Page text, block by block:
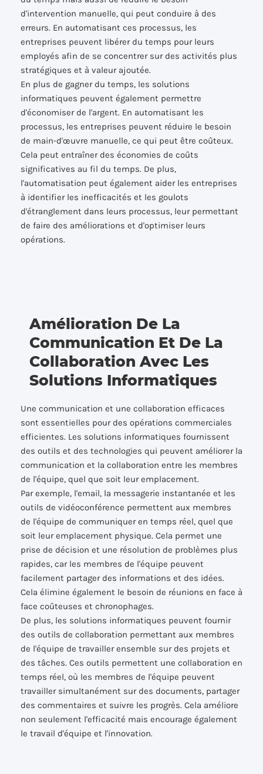
d'intervention manuelle, qui peut conduire à des
erreurs. En automatisant ces processus, les
entreprises peuvent libérer du temps pour leurs
employés afin de se concentrer sur des activités plus
stratégiques et à valeur ajoutée.
En plus de gagner du temps, les solutions
informatiques peuvent également permettre
d'économiser de l'argent. En automatisant les
processus, les entreprises peuvent réduire le besoin
de main-d'œuvre manuelle, ce qui peut être coûteux.
Cela peut entraîner des économies de coûts
significatives au fil du temps. De plus,
l'automatisation peut également aider les entreprises
à identifier les inefficacités et les goulots
d'étranglement dans leurs processus, leur permettant
de faire des améliorations et d'optimiser leurs
opérations.
Amélioration De La
Communication Et De La
Collaboration Avec Les
Solutions Informatiques
Une communication et une collaboration efficaces
sont essentielles pour des opérations commerciales
efficientes. Les solutions informatiques fournissent
des outils et des technologies qui peuvent améliorer la
communication et la collaboration entre les membres
de l'équipe, quel que soit leur emplacement.
Par exemple, l'email, la messagerie instantanée et les
outils de vidéoconférence permettent aux membres
de l'équipe de communiquer en temps réel, quel que
soit leur emplacement physique. Cela permet une
prise de décision et une résolution de problèmes plus
rapides, car les membres de l'équipe peuvent
facilement partager des informations et des idées.
Cela élimine également le besoin de réunions en face à
face coûteuses et chronophages.
De plus, les solutions informatiques peuvent fournir
des outils de collaboration permettant aux membres
de l'équipe de travailler ensemble sur des projets et
des tâches. Ces outils permettent une collaboration en
temps réel, où les membres de l'équipe peuvent
travailler simultanément sur des documents, partager
des commentaires et suivre les progrès. Cela améliore
non seulement l'efficacité mais encourage également
le travail d'équipe et l'innovation.